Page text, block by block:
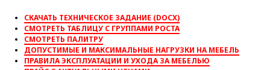
СКАЧАТЬ ТЕХНИЧЕСКОЕ ЗАДАНИЕ (DOCX)
СМОТРЕТЬ ТАБЛИЦУ С ГРУППАМИ РОСТА
СМОТРЕТЬ ПАЛИТРУ
ДОПУСТИМЫЕ И МАКСИМАЛЬНЫЕ НАГРУЗКИ НА МЕБЕЛЬ
ПРАВИЛА ЭКСПЛУАТАЦИИ И УХОДА ЗА МЕБЕЛЬЮ